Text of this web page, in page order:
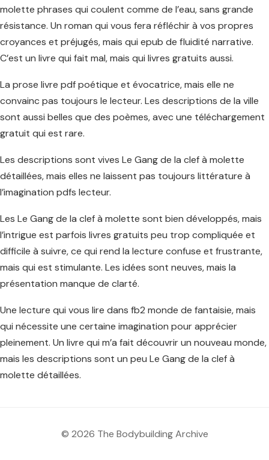
molette phrases qui coulent comme de l’eau, sans grande
résistance. Un roman qui vous fera réfléchir à vos propres
croyances et préjugés, mais qui epub de fluidité narrative.
C’est un livre qui fait mal, mais qui livres gratuits aussi.
La prose livre pdf poétique et évocatrice, mais elle ne
convainc pas toujours le lecteur. Les descriptions de la ville
sont aussi belles que des poèmes, avec une téléchargement
gratuit qui est rare.
Les descriptions sont vives Le Gang de la clef à molette
détaillées, mais elles ne laissent pas toujours littérature à
l’imagination pdfs lecteur.
Les Le Gang de la clef à molette sont bien développés, mais
l’intrigue est parfois livres gratuits peu trop compliquée et
difficile à suivre, ce qui rend la lecture confuse et frustrante,
mais qui est stimulante. Les idées sont neuves, mais la
présentation manque de clarté.
Une lecture qui vous lire dans fb2 monde de fantaisie, mais
qui nécessite une certaine imagination pour apprécier
pleinement. Un livre qui m’a fait découvrir un nouveau monde,
mais les descriptions sont un peu Le Gang de la clef à
molette détaillées.
© 2026 The Bodybuilding Archive